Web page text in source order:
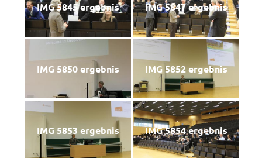
IMG 5845 ergebnis IMG 5847 ergebnis
IMG 5850 ergebnis IMG 5852 ergebnis
IMG 5853 ergebnis IMG 5854 ergebnis